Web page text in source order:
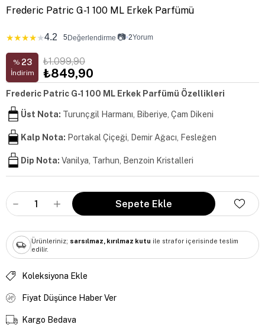
Frederic Patric G-1 100 ML Erkek Parfümü
★★★★★4.2 5Değerlendirme 📷•2Yorum
% 23
İndirim
₺1.099,90
₺849,90
Frederic Patric G-1 100 ML Erkek Parfümü Özellikleri
Üst Nota: Turunçgil Harmanı, Biberiye, Çam Dikeni
Kalp Nota: Portakal Çiçeği, Demir Ağacı, Fesleğen
Dip Nota: Vanilya, Tarhun, Benzoin Kristalleri
Ürünleriniz; sarsılmaz, kırılmaz kutu ile strafor içerisinde teslim
edilir.
Koleksiyona Ekle
Fiyat Düşünce Haber Ver
Kargo Bedava